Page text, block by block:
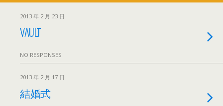
2013 年 2 月 23 日
VAULT
NO RESPONSES
2013 年 2 月 17 日
結婚式